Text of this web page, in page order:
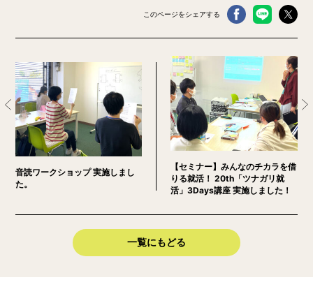
このページをシェアする
音読ワークショップ 実施しまし
た。
【セミナー】みんなのチカラを借
りる就活！ 20th「ツナガリ就
活」3Days講座 実施しました！
一覧にもどる